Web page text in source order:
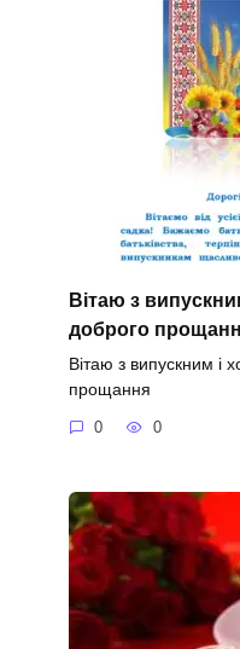
Вітаю з
доброго
Вітаю з випускним і
прощання
0 0